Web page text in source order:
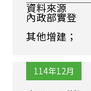
資料來源
內政部實登
其他增建；
114年12月